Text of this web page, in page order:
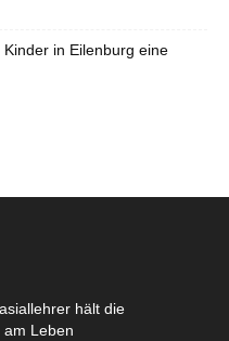
in Eilenburg eine
hält die
am Leben